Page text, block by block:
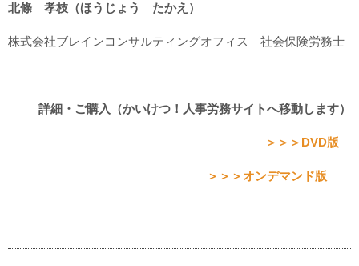
北條 孝枝（ほうじょう たかえ）
株式会社ブレインコンサルティングオフィス 社会保険労務士
詳細・ご購入（かいけつ！人事労務サイトへ移動します）
＞＞＞DVD版
＞＞＞オンデマンド版